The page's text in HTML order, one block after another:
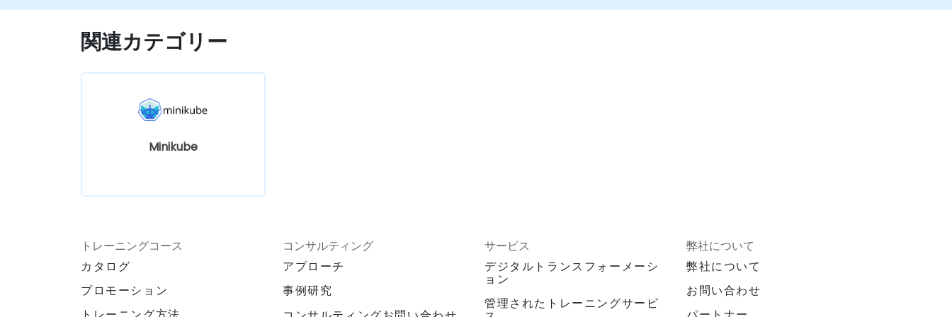
トプラクティスが実践可能になる
関連カテゴリー
Minikube
トレーニングコース
カタログ
プロモーション
コンサルティング
アプローチ
事例研究
サービス
デジタルトランスフォーメーシ
ョン
管理されたトレーニングサービ
弊社について
弊社について
お問い合わせ